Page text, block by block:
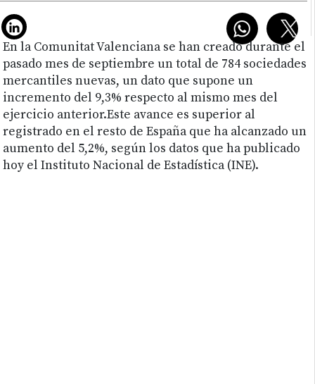
En la Comunitat Valenciana se han creado durante el
pasado mes de septiembre un total de 784 sociedades
mercantiles nuevas, un dato que supone un
incremento del 9,3% respecto al mismo mes del
ejercicio anterior.Este avance es superior al
registrado en el resto de España que ha alcanzado un
aumento del 5,2%, según los datos que ha publicado
hoy el Instituto Nacional de Estadística (INE).